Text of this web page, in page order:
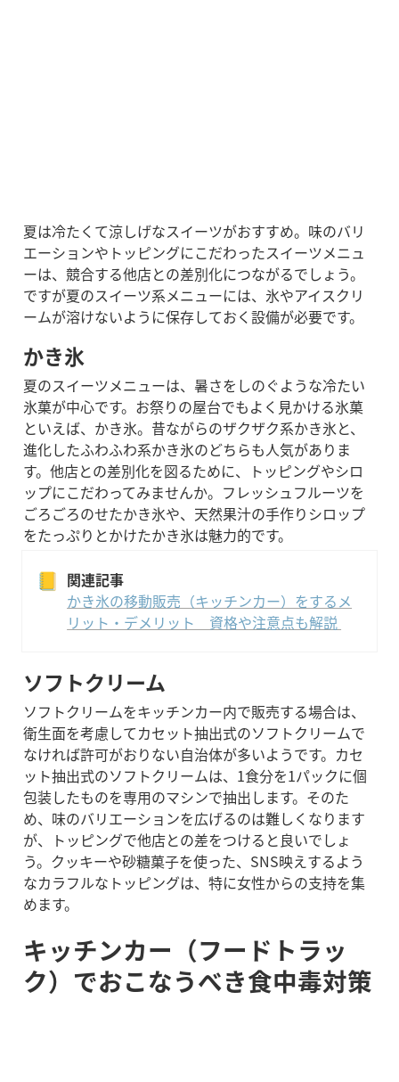
夏は冷たくて涼しげなスイーツがおすすめ。味のバリ
エーションやトッピングにこだわったスイーツメニュ
ーは、競合する他店との差別化につながるでしょう。
ですが夏のスイーツ系メニューには、氷やアイスクリ
ームが溶けないように保存しておく設備が必要です。
かき氷
夏のスイーツメニューは、暑さをしのぐような冷たい
氷菓が中心です。お祭りの屋台でもよく見かける氷菓
といえば、かき氷。昔ながらのザクザク系かき氷と、
進化したふわふわ系かき氷のどちらも人気がありま
す。 他店との差別化を図るために、トッピングやシロ
ップにこだわってみませんか。フレッシュフルーツを
ごろごろのせたかき氷や、天然果汁の手作りシロップ
をたっぷりとかけたかき氷は魅力的です。
📒 関連記事
かき氷の移動販売（キッチンカー）をするメ
リット・デメリット　資格や注意点も解説
ソフトクリーム
ソフトクリームをキッチンカー内で販売する場合は、
衛生面を考慮してカセット抽出式のソフトクリームで
なければ許可がおりない自治体が多いようです。カセ
ット抽出式のソフトクリームは、1食分を1パックに個
包装したものを専用のマシンで抽出します。 そのた
め、味のバリエーションを広げるのは難しくなります
が、トッピングで他店との差をつけると良いでしょ
う。クッキーや砂糖菓子を使った、SNS映えするよう
なカラフルなトッピングは、特に女性からの支持を集
めます。
キッチンカー（フードトラッ
ク）でおこなうべき食中毒対策